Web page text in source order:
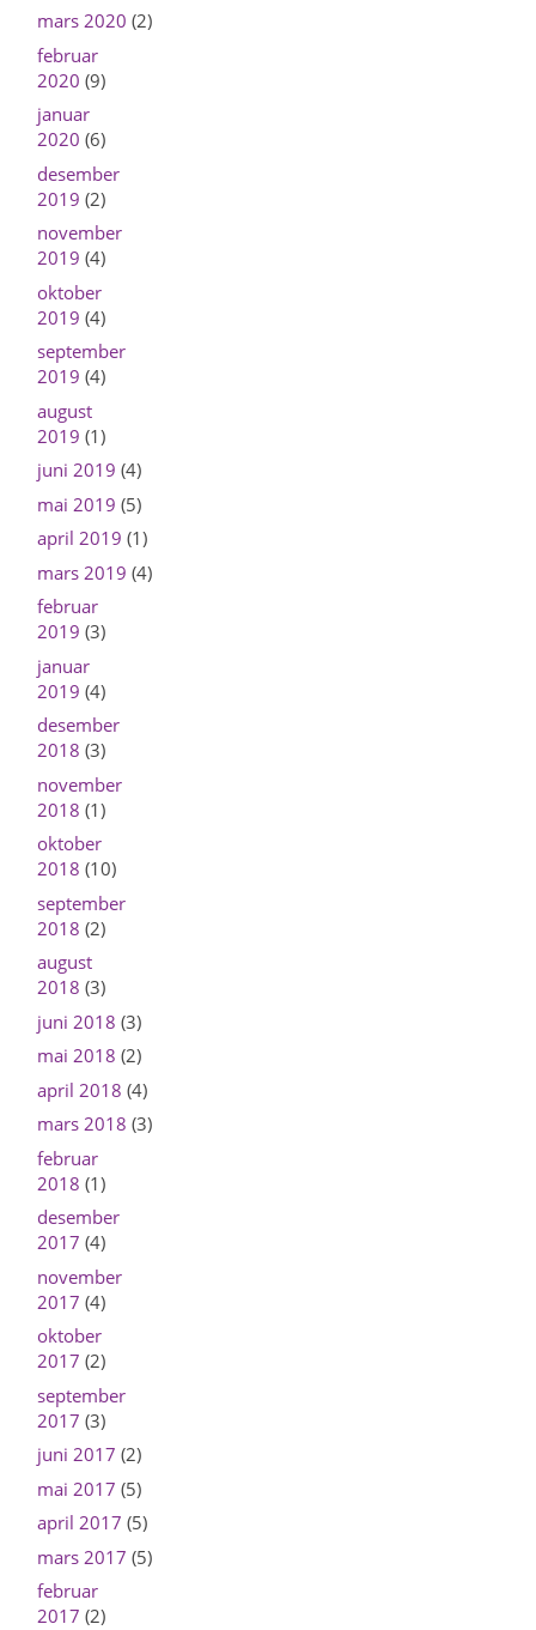
mars 2020 (2)
februar
2020 (9)
januar
2020 (6)
desember
2019 (2)
november
2019 (4)
oktober
2019 (4)
september
2019 (4)
august
2019 (1)
juni 2019 (4)
mai 2019 (5)
april 2019 (1)
mars 2019 (4)
februar
2019 (3)
januar
2019 (4)
desember
2018 (3)
november
2018 (1)
oktober
2018 (10)
september
2018 (2)
august
2018 (3)
juni 2018 (3)
mai 2018 (2)
april 2018 (4)
mars 2018 (3)
februar
2018 (1)
desember
2017 (4)
november
2017 (4)
oktober
2017 (2)
september
2017 (3)
juni 2017 (2)
mai 2017 (5)
april 2017 (5)
mars 2017 (5)
februar
2017 (2)